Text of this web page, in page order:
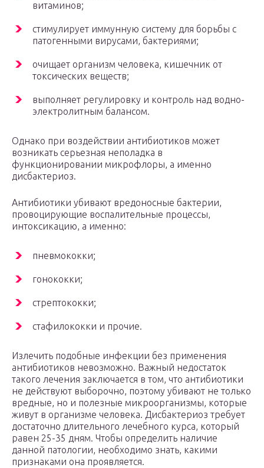
витаминов;
стимулирует иммунную систему для борьбы с
патогенными вирусами, бактериями;
очищает организм человека, кишечник от
токсических веществ;
выполняет регулировку и контроль над водно-
электролитным балансом.
Однако при воздействии антибиотиков может
возникать серьезная неполадка в
функционировании микрофлоры, а именно
дисбактериоз.
Антибиотики убивают вредоносные бактерии,
провоцирующие воспалительные процессы,
интоксикацию, а именно:
пневмококки;
гонококки;
стрептококки;
стафилококки и прочие.
Излечить подобные инфекции без применения
антибиотиков невозможно. Важный недостаток
такого лечения заключается в том, что антибиотики
не действуют выборочно, поэтому убивают не только
вредные, но и полезные микроорганизмы, которые
живут в организме человека. Дисбактериоз требует
достаточно длительного лечебного курса, который
равен 25-35 дням. Чтобы определить наличие
данной патологии, необходимо знать, какими
признаками она проявляется.